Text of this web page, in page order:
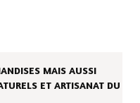
MAIS AUSSI
ET ARTISANAT DU